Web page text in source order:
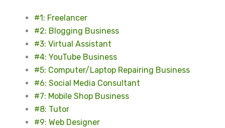
#1: Freelancer
#2: Blogging Business
#3: Virtual Assistant
#4: YouTube Business
#5: Computer/Laptop Repairing Business
#6: Social Media Consultant
#7: Mobile Shop Business
#8: Tutor
#9: Web Designer